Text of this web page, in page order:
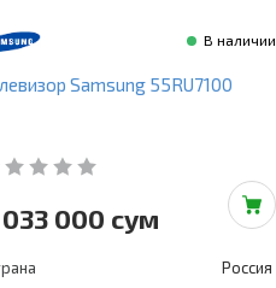
В наличии
Samsung 55RU7100
000 сум
Россия